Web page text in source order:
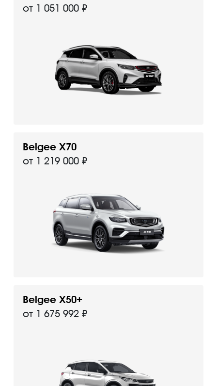
от 1 051 000 ₽
Belgee X70
от 1 219 000 ₽
Belgee X50+
от 1 675 992 ₽